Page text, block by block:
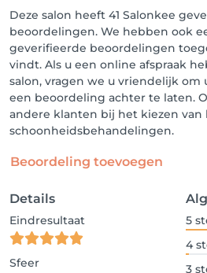
Deze salon heeft 41 Salonkee
beoordelingen. We hebben ook
geverifieerde beoordelingen
vindt. Als u een online afspraak
salon, vragen we u vriendelijk
een beoordeling achter te laten.
andere klanten bij het kiezen van
schoonheidsbehandelingen.
Beoordeling toevoegen
Details
Eindresultaat
Sfeer
5
4
3